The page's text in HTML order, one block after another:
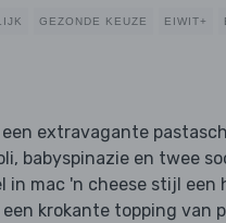
GEZONDE KEUZE EIWIT+
extravagante
babyspinazie en twee
in mac 'n cheese stijl
krokante topping van